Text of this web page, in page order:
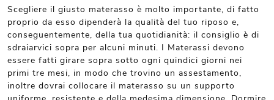
Scegliere il giusto materasso è molto importante, di fatto
proprio da esso dipenderà la qualità del tuo riposo e,
conseguentemente, della tua quotidianità: il consiglio è di
sdraiarvici sopra per alcuni minuti. I Materassi devono
essere fatti girare sopra sotto ogni quindici giorni nei
primi tre mesi, in modo che trovino un assestamento,
inoltre dovrai collocare il materasso su un supporto